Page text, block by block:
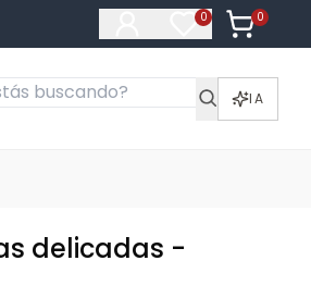
0
Artículos en
0
Artículos
IA
delicadas -